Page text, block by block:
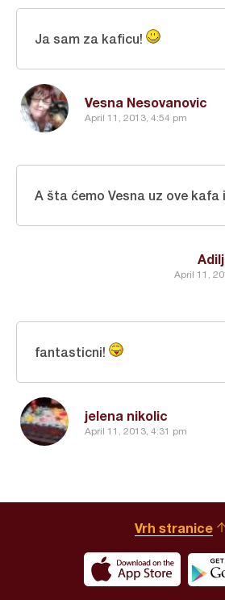
Vesna Nesovanovic
April 11, 2013, 4:54 pm
Ja sam za kaficu!
April 11,
A šta ćemo Vesna uz ove kafa
jelena nikolic
April 11, 2013, 4:31 pm
fantasticni!
Vrh stranice